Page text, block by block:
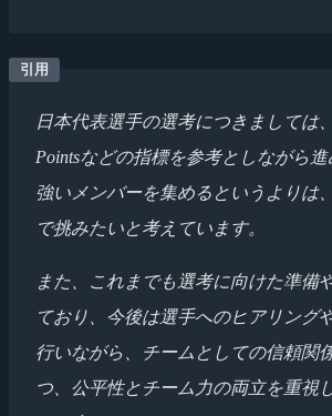
日本代表選手の選考につきましては
Pointsなどの指標を参考としながら進
強いメンバーを集めるというよりは
で挑みたいと考えています。
また、これまでも選考に向けた準備
ており、今後は選手へのヒアリング
行いながら、チームとしての信頼関
つ、公平性とチーム力の両立を重視